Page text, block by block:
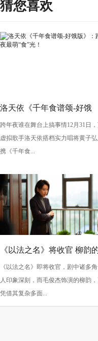
猜您喜欢
洛天依《千年食谱颂-好饿
版》：跨年夜最萌“食”光！
跨年夜谁在舞台上搞事情12月31日
虚拟歌手洛天依搭档实力唱将黄子弘
携《千年食...
《以法之名》将收官 柳韵
“蠢” 让毛俊杰重回巅峰
《以法之名》即将收官，剧中诸多
人印象深刻，而毛俊杰饰演的柳韵
凭借其复杂多面...